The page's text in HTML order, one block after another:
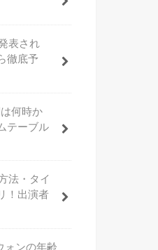
表され
徹底予
何時か
テーブル
法・タイ
！出演者
ォンの年齢